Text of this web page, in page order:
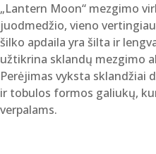
„Lantern Moon“ mezgimo
juodmedžio, vieno
šilko apdaila yra šilta ir
užtikrina sklandų mezgimo
Perėjimas vyksta sklandžiai
ir tobulos formos galiukų,
verpalams.